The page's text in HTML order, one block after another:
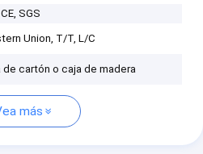
SGS
Union, T/T, L/C
de cartón o caja de madera
más